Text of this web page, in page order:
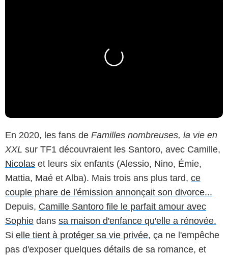
En 2020, les fans de Familles nombreuses, la vie en
XXL sur TF1 découvraient les Santoro, avec Camille,
Nicolas et leurs six enfants (Alessio, Nino, Émie,
Mattia, Maé et Alba). Mais trois ans plus tard, ce
couple phare de l'émission annonçait son divorce...
Depuis, Camille Santoro file le parfait amour avec
Sophie dans sa maison d'enfance qu'elle a rénovée.
Si elle tient à protéger sa vie privée, ça ne l'empêche
pas d'exposer quelques détails de sa romance, et